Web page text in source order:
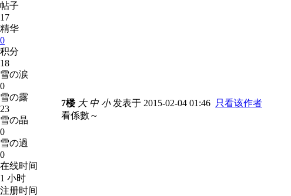
帖子
17
精华
0
积分
18
雪の涙
0
雪の露
23
雪の晶
0
雪の過
0
在线时间
1 小时
注册时间
7楼 大 中 小发表于 2015-02-04 01:46 只看该作者
看係數～